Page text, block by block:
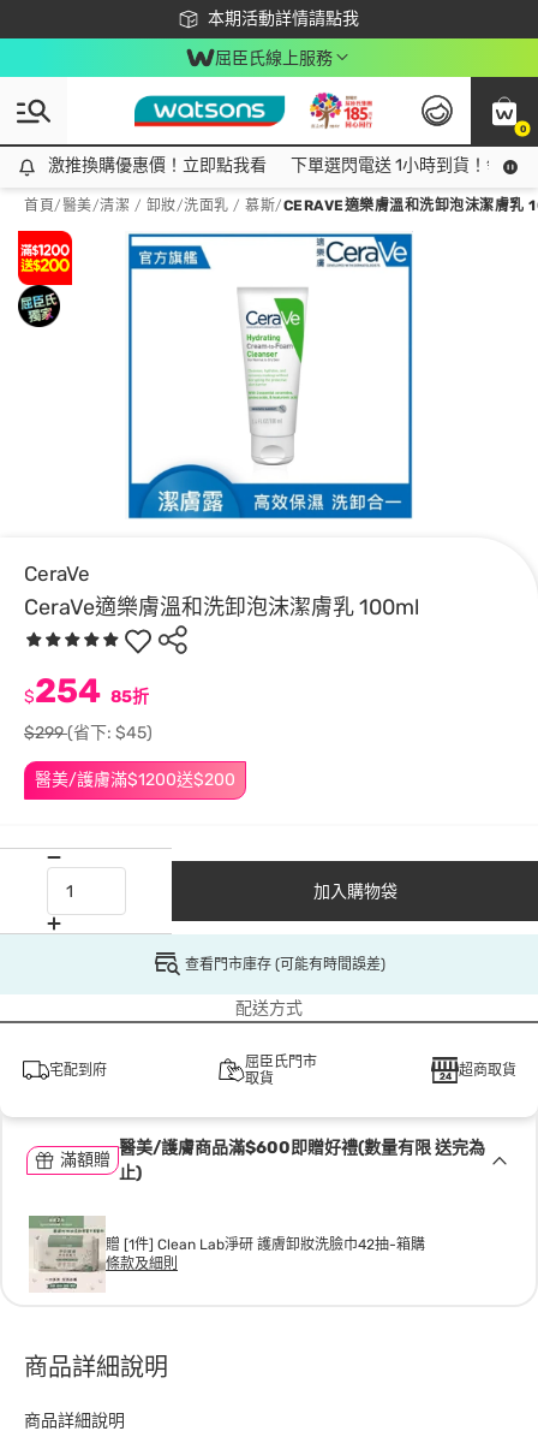
本期活動詳情請點我
下載app最高回饋$350
屈臣氏線上服務
0
激推換購優惠價！立即點我看
激推換購優惠價！立即點我看 下單選閃電送 1小時到貨！領神
首頁/醫美/清潔 / 卸妝/洗面乳 / 慕斯/CERAVE適樂膚溫和洗卸泡沫潔膚乳
CeraVe
CeraVe適樂膚溫和洗卸泡沫潔膚乳 100ml
醫美/護膚滿$1200送$200
$254 85折
$299(省下: $45)
加入購物袋
查看門市庫存 (可能有時間誤差)
配送方式
宅配到府
屈臣氏門市
取貨
超商取貨
滿額贈
醫美/護膚商品滿$600即贈好禮(數量有限 送完為
止)
贈 [1件] Clean Lab淨研 護膚卸妝洗臉巾42抽-箱購
條款及細則
商品詳細說明
商品詳細說明